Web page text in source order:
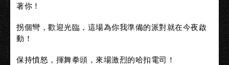
著你！
拐個彎，歡迎光臨，這場為你我準備的派對就在今夜啟
動！
保持憤怒，揮舞拳頭，來場激烈的哈扣電司！